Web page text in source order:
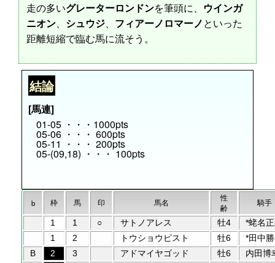
走の多いグレーターロンドンを筆頭に、 ウインガ
ニオン、 シュウジ、 フィアーノロマーノといった
距離短縮で臨む馬に流そう。
結論
[馬連]
01-05 ・・・1000pts
05-06 ・・・ 600pts
05-11 ・・・ 200pts
05-(09,18) ・・・ 100pts
b 枠 馬 印 馬名
性
齢
騎手
1 1 ○ サトノアレス 牡4
*蛯名
1
2 トウショウピスト 牡6
*田中
B
2 3 アドマイヤゴッド 牡6
内田博